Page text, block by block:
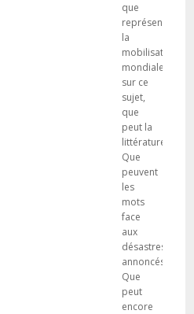
que
représente
la
mobilisation
mondiale
sur ce
sujet,
que
peut la
littérature?
Que
peuvent
les
mots
face
aux
désastres
annoncés?
Que
peut
encore